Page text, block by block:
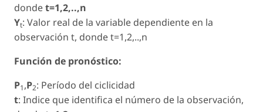
dondet=1,2,..,n
Yt: Valor real de la variable dependiente en la
observación t, donde t=1,2,..,n
Función de pronóstico:
P1,P2: Período del ciclicidad
t: Indice que identifica el número de la observación,